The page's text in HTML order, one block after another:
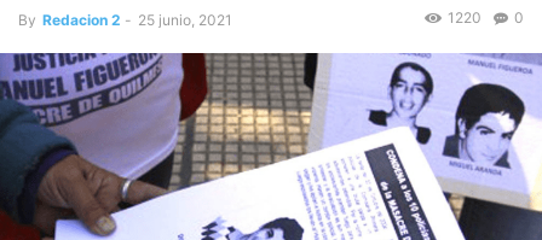
By Redacion 2 - 25 junio, 2021 0
1220